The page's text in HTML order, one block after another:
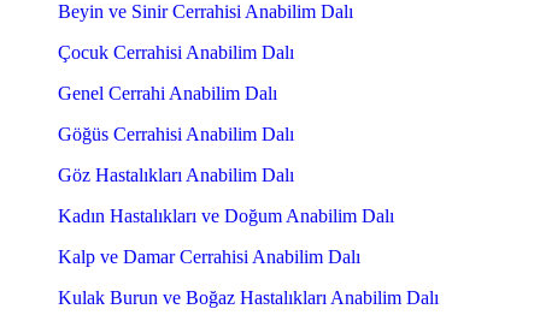
Beyin ve Sinir Cerrahisi Anabilim Dalı
Çocuk Cerrahisi Anabilim Dalı
Genel Cerrahi Anabilim Dalı
Göğüs Cerrahisi Anabilim Dalı
Göz Hastalıkları Anabilim Dalı
Kadın Hastalıkları ve Doğum Anabilim Dalı
Kalp ve Damar Cerrahisi Anabilim Dalı
Kulak Burun ve Boğaz Hastalıkları Anabilim Dalı